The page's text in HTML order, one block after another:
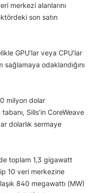
merkezi alanlarını
son satın
GPU’lar veya CPU’lar
odaklandığını
milyon dolar
Sills’in CoreWeave
dolarlık sermaye
toplam 1,3 gigawatt
10 veri merkezine
840 megawattı (MW)